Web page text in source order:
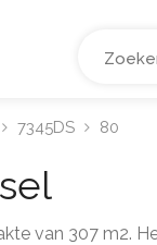
7345DS 80
van 307 m2.